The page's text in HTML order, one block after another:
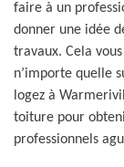
faire à un
donner une idée
travaux. Cela
n’importe quelle
logez à
toiture pour
professionnels